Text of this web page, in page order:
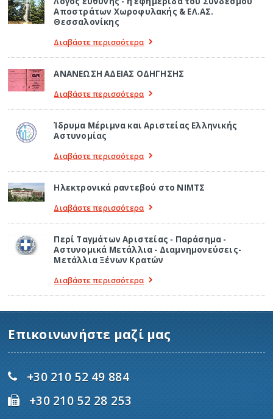
Αποστράτων Χωροφυλακής & ΕΛ.ΑΣ.
Θεσσαλονίκης
Διαβάστε περισσότερα
ΑΝΑΝΕΩΣΗ ΑΔΕΙΑΣ ΟΔΗΓΗΣΗΣ
Διαβάστε περισσότερα
Ίδρυμα Μέριμνα και Αριστείας Ελληνικής
Αστυνομίας
Διαβάστε περισσότερα
Ηλεκτρονικά ραντεβού στο ΝΙΜΤΣ
Διαβάστε περισσότερα
Περί Ταγμάτων Αριστείας - Παράσημα -
Αστυνομικά Μετάλλια - Διαμνημονεύσεις-
Μετάλλια Ξένων Κρατών
Διαβάστε περισσότερα
Επικοινωνήστε μαζί μας
+30 210 52 49 884
+30 210 52 28 253